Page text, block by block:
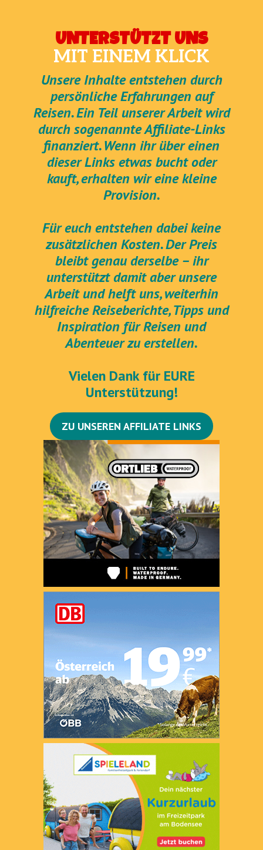
UNTERSTÜTZT UNS
MIT EINEM KLICK
Unsere Inhalte entstehen durch
persönliche Erfahrungen auf
Reisen. Ein Teil unserer Arbeit wird
durch sogenannte Affiliate-Links
finanziert. Wenn ihr über einen
dieser Links etwas bucht oder
kauft, erhalten wir eine kleine
Provision.
Für euch entstehen dabei keine
zusätzlichen Kosten. Der Preis
bleibt genau derselbe – ihr
unterstützt damit aber unsere
Arbeit und helft uns, weiterhin
hilfreiche Reiseberichte, Tipps und
Inspiration für Reisen und
Abenteuer zu erstellen.
Vielen Dank für EURE
Unterstützung!
ZU UNSEREN AFFILIATE LINKS